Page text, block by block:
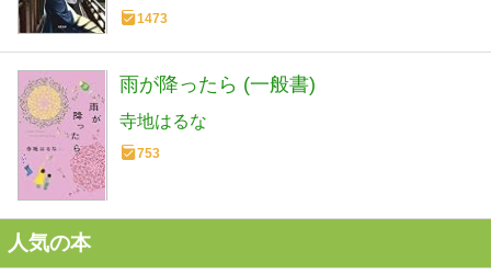
1473
雨が降ったら (一般書)
寺地はるな
753
人気の本